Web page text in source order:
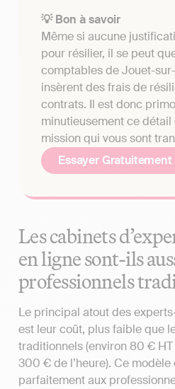
💡 Bon à savoir
Même si aucune
pour résilier, il se peut
comptables de Jouet-
insèrent des frais de
contrats. Il est donc
minutieusement ce
mission qui vous sont
Essayer Gratuitement
Les cabinets
en ligne sont-ils
professionnels
Le principal atout des
est leur coût, plus faible que
traditionnels (environ 80 €
300 € de l’heure). Ce
parfaitement aux